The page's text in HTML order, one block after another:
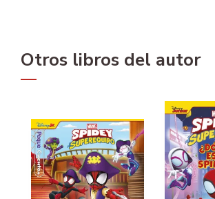
Otros libros del autor